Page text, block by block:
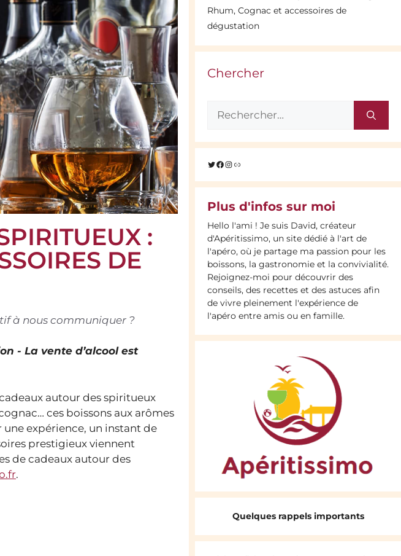
:
DE
à nous communiquer ?
- La vente d’alcool est
autour des spiritueux
ces boissons aux arômes
expérience, un instant de
prestigieux viennent
de cadeaux autour des
.
Rhum, Cognac et accessoires de
dégustation
Chercher
Rechercher :
Twitter
Facebook
Instagram
Lien
Plus d'infos sur moi
Hello l'ami ! Je suis David, créateur
d'Apéritissimo, un site dédié à l'art de
l'apéro, où je partage ma passion pour les
boissons, la gastronomie et la convivialité.
Rejoignez-moi pour découvrir des
conseils, des recettes et des astuces afin
de vivre pleinement l'expérience de
l'apéro entre amis ou en famille.
Quelques rappels importants